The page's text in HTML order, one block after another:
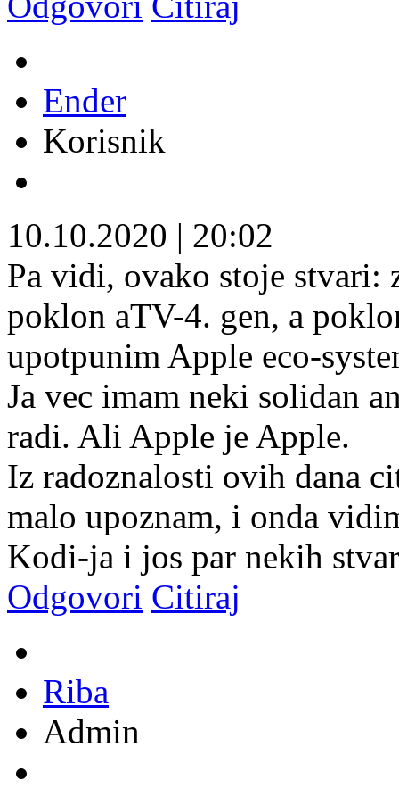
Ender
Korisnik
10.10.2020 | 20:02
Pa vidi, ovako stoje stvari:
poklon aTV-4. gen, a
upotpunim Apple eco-
Ja vec imam neki solidan
radi. Ali Apple je Apple.
Iz radoznalosti ovih dana
malo upoznam, i onda
Kodi-ja i jos par nekih
Odgovori Citiraj
Riba
Admin